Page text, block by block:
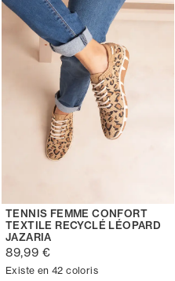
TENNIS FEMME CONFORT
TEXTILE RECYCLÉ LÉOPARD
JAZARIA
89,99 €
Existe en 42 coloris